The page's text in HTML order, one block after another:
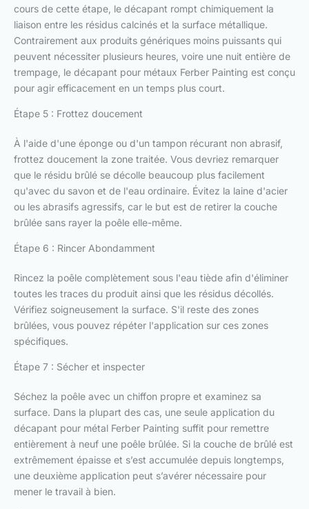
cours de cette étape, le décapant rompt chimiquement la
liaison entre les résidus calcinés et la surface métallique.
Contrairement aux produits génériques moins puissants qui
peuvent nécessiter plusieurs heures, voire une nuit entière de
trempage, le décapant pour métaux Ferber Painting est conçu
pour agir efficacement en un temps plus court.
Étape 5 : Frottez doucement
À l'aide d'une éponge ou d'un tampon récurant non abrasif,
frottez doucement la zone traitée. Vous devriez remarquer
que le résidu brûlé se décolle beaucoup plus facilement
qu'avec du savon et de l'eau ordinaire. Évitez la laine d'acier
ou les abrasifs agressifs, car le but est de retirer la couche
brûlée sans rayer la poêle elle-même.
Étape 6 : Rincer Abondamment
Rincez la poêle complètement sous l'eau tiède afin d'éliminer
toutes les traces du produit ainsi que les résidus décollés.
Vérifiez soigneusement la surface. S'il reste des zones
brûlées, vous pouvez répéter l'application sur ces zones
spécifiques.
Étape 7 : Sécher et inspecter
Séchez la poêle avec un chiffon propre et examinez sa
surface. Dans la plupart des cas, une seule application du
décapant pour métal Ferber Painting suffit pour remettre
entièrement à neuf une poêle brûlée. Si la couche de brûlé est
extrêmement épaisse et s’est accumulée depuis longtemps,
une deuxième application peut s’avérer nécessaire pour
mener le travail à bien.